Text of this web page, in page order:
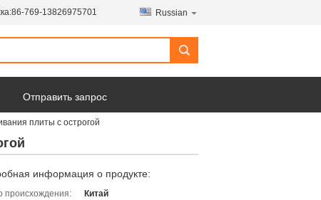
86-769-13826975701 Russian
Отправить запрос
плиты с острогой
информация о продукте:
происхождения:
Китай